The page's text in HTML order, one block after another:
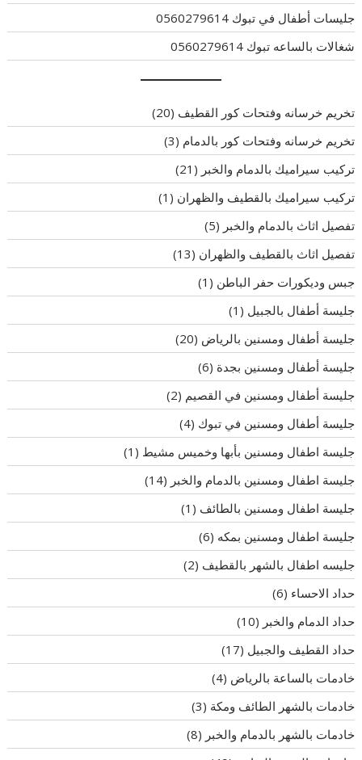
جليسات أطفال في تبوك 0560279614
شغالات بالساعه تبوك 0560279614
تخريم خرسانه وفتحات كور القطيف (20)
تخريم خرسانه وفتحات كور بالدمام (3)
تركيب سيراميك بالدمام والخبر (21)
تركيب سيراميك بالقطيف والظهران (1)
تفصيل اثاث بالدمام والخبر (5)
تفصيل اثاث بالقطيف والظهران (13)
جبس وديكورات حفر الباطن (1)
جليسة أطفال بالجبيل (1)
جليسة أطفال ومسنين بالرياض (20)
جليسة أطفال ومسنين بجدة (6)
جليسة أطفال ومسنين في القصيم (2)
جليسة أطفال ومسنين في تبوك (4)
جليسة اطفال ومسنين بأبها وخميس مشيط (1)
جليسة اطفال ومسنين بالدمام والخبر (14)
جليسة اطفال ومسنين بالطائف (1)
جليسة اطفال ومسنين بمكه (6)
جليسه اطفال بالشهر بالقطيف (2)
حداد الاحساء (6)
حداد الدمام والخبر (10)
حداد القطيف والجبيل (17)
خادمات بالساعة بالرياض (4)
خادمات بالشهر الطائف ومكة (3)
خادمات بالشهر بالدمام والخبر (8)